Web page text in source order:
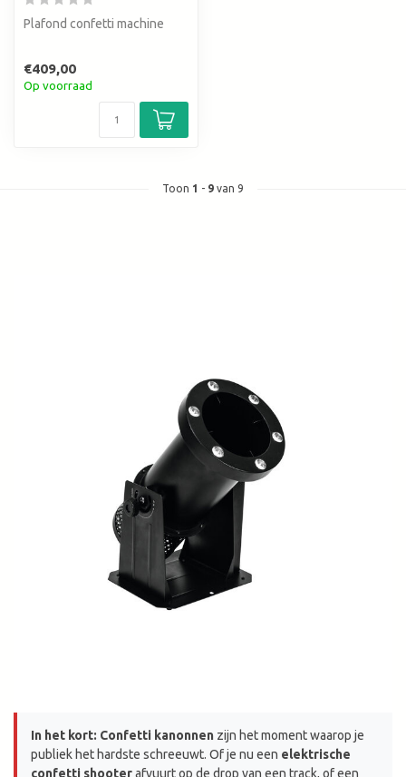
Plafond confetti machine
€409,00
Op voorraad
Toon 1 - 9 van 9
In het kort: Confetti kanonnen zijn het moment waarop je
publiek het hardste schreeuwt. Of je nu een elektrische
confetti shooterafvuurt op de drop van een track, of een